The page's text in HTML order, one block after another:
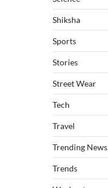
Shiksha
Sports
Stories
Street Wear
Tech
Travel
Trending News
Trends